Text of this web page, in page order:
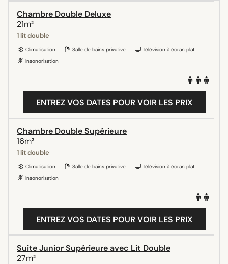
Chambre Double Deluxe
21m²
1 lit double
Climatisation Salle de bains privative
Télévision à écran plat
Insonorisation
ENTREZ VOS DATES POUR VOIR LES PRIX
Chambre Double Supérieure
16m²
1 lit double
Climatisation Salle de bains privative
Télévision à écran plat
Insonorisation
ENTREZ VOS DATES POUR VOIR LES PRIX
Suite Junior Supérieure avec Lit Double
27m²